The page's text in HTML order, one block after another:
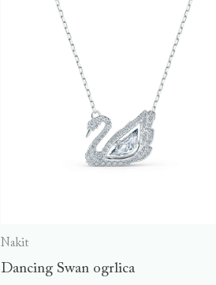
Nakit
Dancing Swan ogrlica